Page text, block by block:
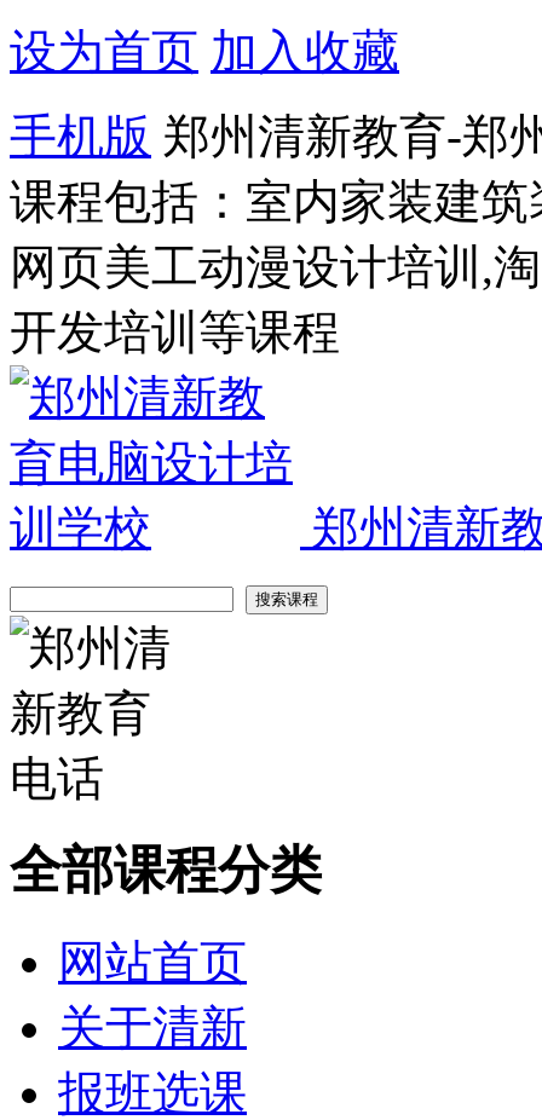
设为首页 加入收藏
手机版 郑州清新教育-郑
课程包括：室内家装建
网页美工动漫设计培训,
开发培训等课程
郑州清新
全部课程分类
网站首页
关于清新
报班选课